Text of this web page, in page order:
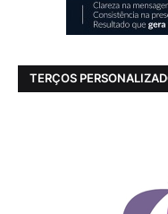
TERÇOS